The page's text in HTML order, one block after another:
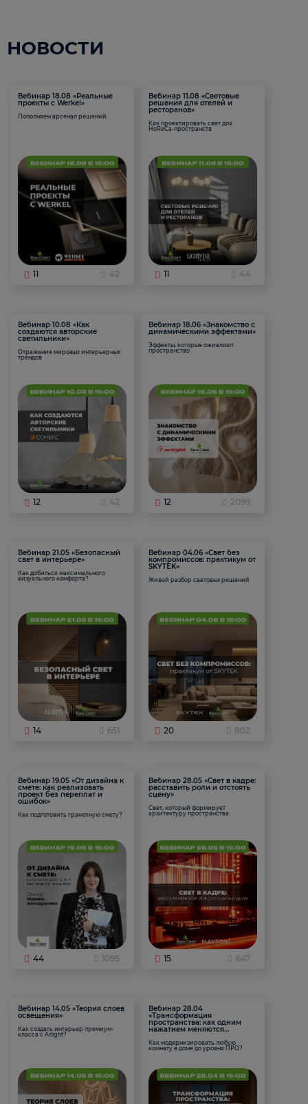
НОВОСТИ
Вебинар 18.08 «Реальные
проекты с Werkel»
Пополняем арсенал решений
11 42
Вебинар 11.08 «Световые
решения для отелей и
ресторанов»
Как проектировать свет для
HoReCa-пространств
11 44
Вебинар 10.08 «Как
создаются авторские
светильники»
Отражение мировых интерьерных
трендов
12 42
Вебинар 18.06 «Знакомство с
динамическими эффектами»
Эффекты, которые оживляют
пространство
12 2099
Вебинар 21.05 «Безопасный
свет в интерьере»
Как добиться максимального
визуального комфорта?
14 651
Вебинар 04.06 «Свет без
компромиссов: практикум от
SKYTEK»
Живой разбор световых решений
20 802
Вебинар 19.05 «От дизайна к
смете: как реализовать
проект без переплат и
ошибок»
Как подготовить грамотную смету?
44 1095
Вебинар 28.05 «Свет в кадре:
расставить роли и отстоять
сцену»
Свет, который формирует
архитектуру пространства.
15 647
Вебинар 14.05 «Теория слоев
освещения»
Как создать интерьер премиум-
класса с Arlight?
Вебинар 28.04
«Трансформация
пространства: как одним
нажатием меняются
Как модернизировать любую
комнату в доме до уровня ПРО?